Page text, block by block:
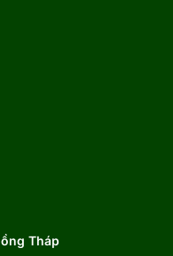
Tháp